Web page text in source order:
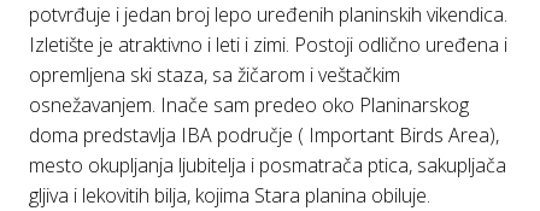
potvrđuje i jedan broj lepo uređenih planinskih vikendica.
Izletište je atraktivno i leti i zimi. Postoji odlično uređena i
opremljena ski staza, sa žičarom i veštačkim
osnežavanjem. Inače sam predeo oko Planinarskog
doma predstavlja IBA područje ( Important Birds Area),
mesto okupljanja ljubitelja i posmatrača ptica, sakupljača
gljiva i lekovitih bilja, kojima Stara planina obiluje.